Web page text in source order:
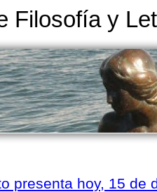
Filosofía y
presenta hoy, 15 de